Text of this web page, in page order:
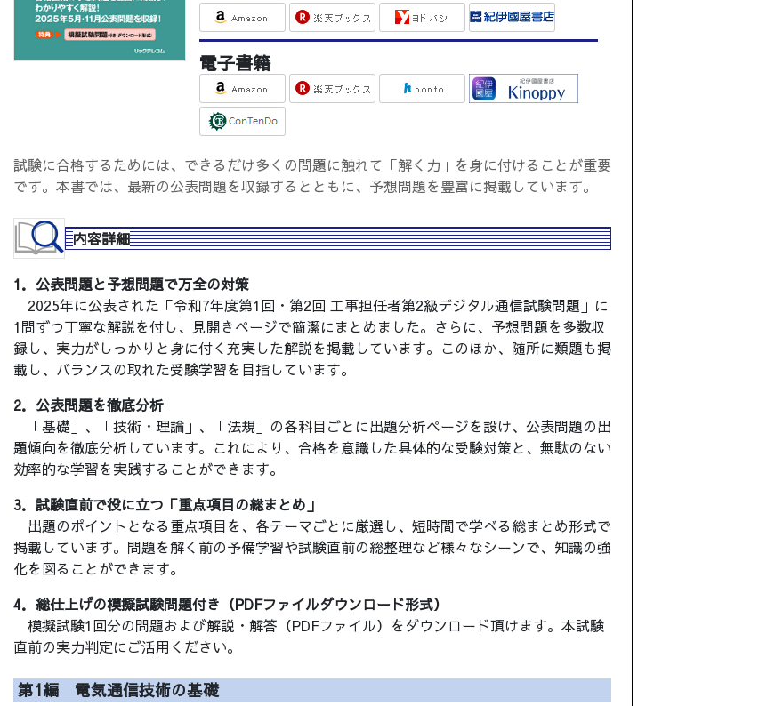
電子書籍
試験に合格するためには、できるだけ多くの問題に触れて「解く力」を身に付けることが重要
です。本書では、最新の公表問題を収録するとともに、予想問題を豊富に掲載しています。
内容詳細
1．公表問題と予想問題で万全の対策
2025年に公表された「令和7年度第1回・第2回 工事担任者第2級デジタル通信試験問題」に
1問ずつ丁寧な解説を付し、見開きページで簡潔にまとめました。さらに、予想問題を多数収
録し、実力がしっかりと身に付く充実した解説を掲載しています。このほか、随所に類題も掲
載し、バランスの取れた受験学習を目指しています。
2．公表問題を徹底分析
「基礎」、「技術・理論」、「法規」の各科目ごとに出題分析ページを設け、公表問題の出
題傾向を徹底分析しています。これにより、合格を意識した具体的な受験対策と、無駄のない
効率的な学習を実践することができます。
3．試験直前で役に立つ「重点項目の総まとめ」
出題のポイントとなる重点項目を、各テーマごとに厳選し、短時間で学べる総まとめ形式で
掲載しています。問題を解く前の予備学習や試験直前の総整理など様々なシーンで、知識の強
化を図ることができます。
4．総仕上げの模擬試験問題付き（PDFファイルダウンロード形式）
模擬試験1回分の問題および解説・解答（PDFファイル）をダウンロード頂けます。本試験
直前の実力判定にご活用ください。
第1編 電気通信技術の基礎